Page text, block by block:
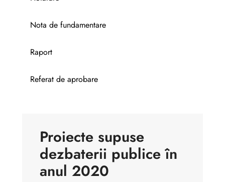
Nota de fundamentare
Raport
Referat de aprobare
Proiecte supuse
dezbaterii publice în
anul 2020